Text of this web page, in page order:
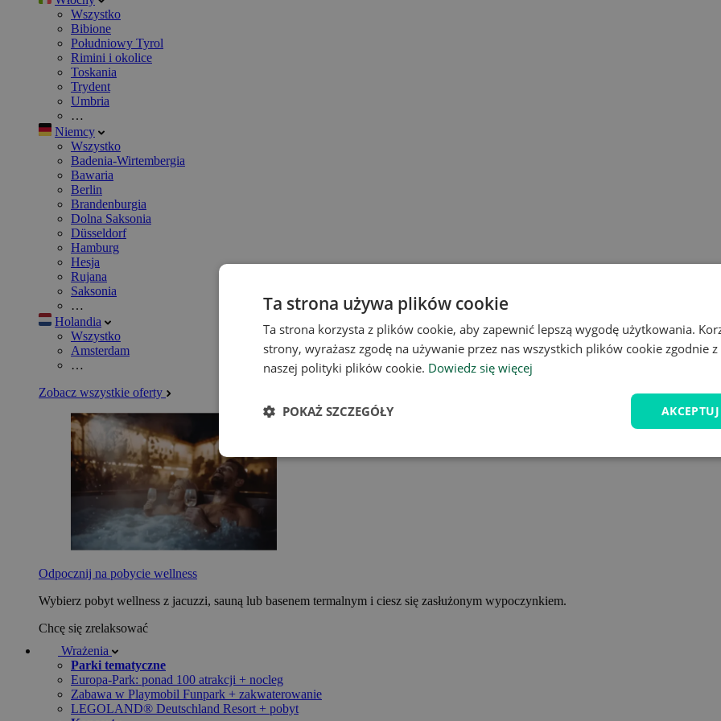
Wszystko
Bibione
Południowy Tyrol
Rimini i okolice
Toskania
Trydent
Umbria
…
Niemcy
Wszystko
Badenia-Wirtembergia
Bawaria
Berlin
Brandenburgia
Dolna Saksonia
Düsseldorf
Hamburg
Hesja
Rujana
Saksonia
…
Holandia
Wszystko
Amsterdam
…
Zobacz wszystkie oferty
Odpocznij na pobycie wellness
Wybierz pobyt wellness z jacuzzi, sauną lub basenem termalnym i ciesz się zasłużonym wypoczynkiem.
Chcę się zrelaksować
Wrażenia
Parki tematyczne
Europa-Park: ponad 100 atrakcji + nocleg
Zabawa w Playmobil Funpark + zakwaterowanie
LEGOLAND® Deutschland Resort + pobyt
Ta strona używa plików cookie
Ta strona korzysta z plików cookie, aby zapewnić lepszą wygodę użytkowania.
strony, wyrażasz zgodę na używanie przez nas wszystkich plików cookie zgodnie
naszej polityki plików cookie. Dowiedz się więcej
POKAŻ SZCZEGÓŁY